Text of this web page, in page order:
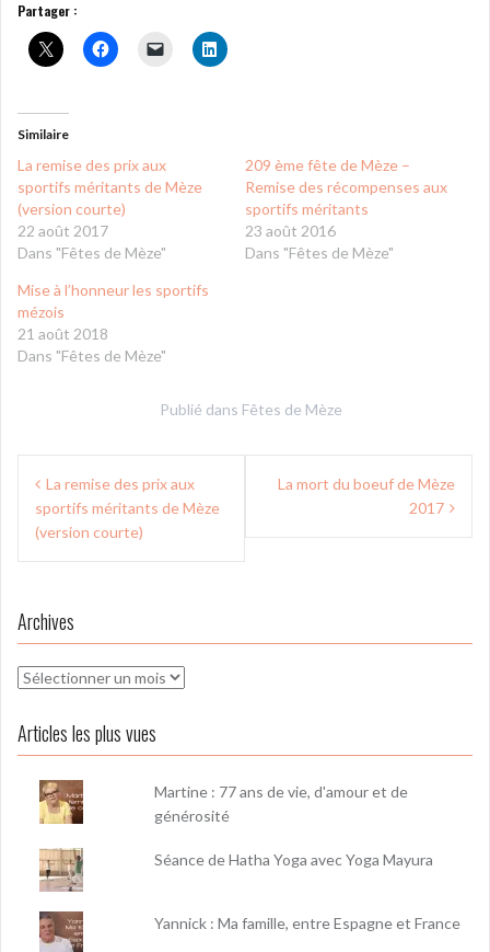
Partager :
Similaire
La remise des prix aux
sportifs méritants de Mèze
(version courte)
22 août 2017
Dans "Fêtes de Mèze"
209 ème fête de Mèze –
Remise des récompenses aux
sportifs méritants
23 août 2016
Dans "Fêtes de Mèze"
Mise à l’honneur les sportifs
mézois
21 août 2018
Dans "Fêtes de Mèze"
Publié dans Fêtes de Mèze
Navigation
de
l’article
La remise des prix aux
sportifs méritants de Mèze
(version courte)
La mort du boeuf de Mèze
2017
Archives
Archives
Articles les plus vues
Martine : 77 ans de vie, d'amour et de
générosité
Séance de Hatha Yoga avec Yoga Mayura
Yannick : Ma famille, entre Espagne et France